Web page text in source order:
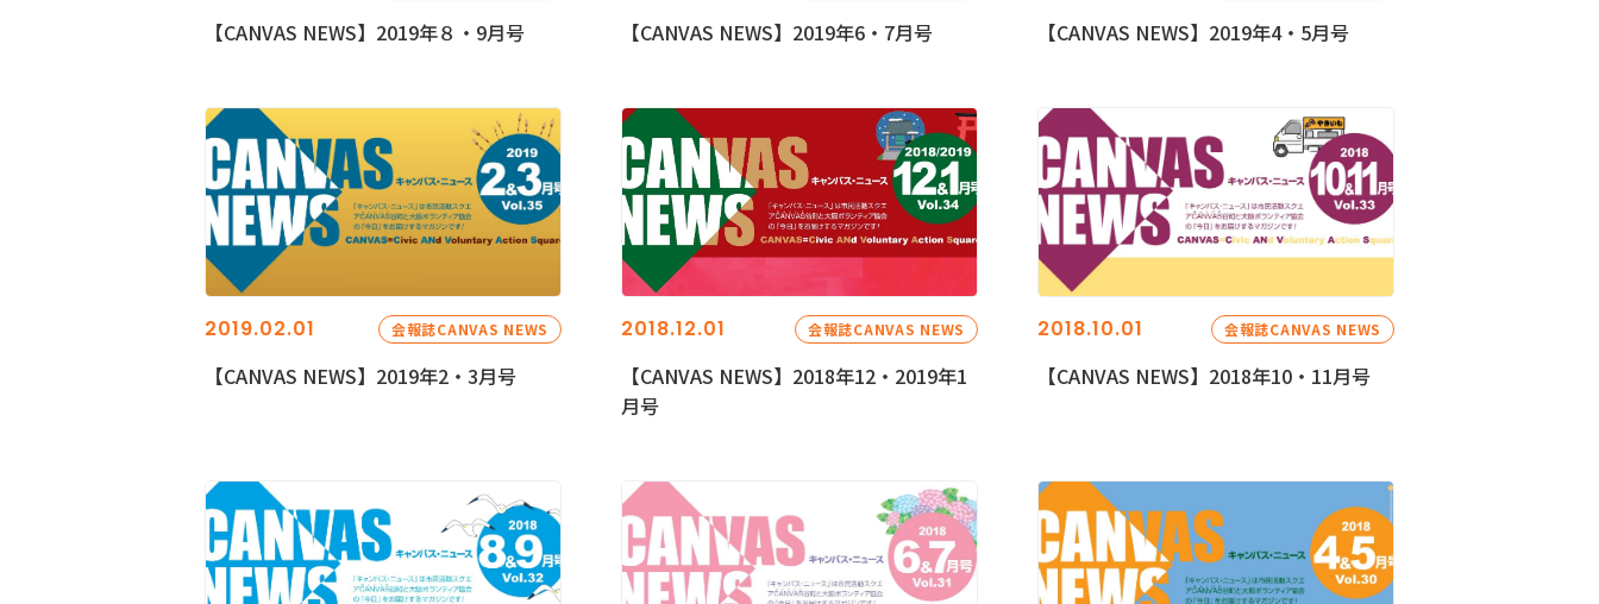
【CANVAS NEWS】2019年８・9月号 【CANVAS NEWS】2019年6・7月号 【CANVAS NEWS】2019年4・5月号
2019.02.01 会報誌CANVAS NEWS
【CANVAS NEWS】2019年2・3月号
2018.12.01 会報誌CANVAS NEWS
【CANVAS NEWS】2018年12・2019年1
月号
2018.10.01 会報誌CANVAS NEWS
【CANVAS NEWS】2018年10・11月号